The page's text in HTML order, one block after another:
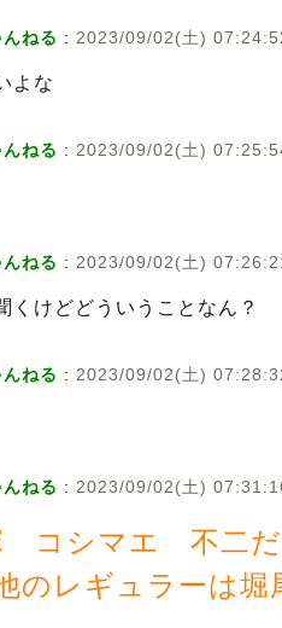
ねる : 2023/09/02(土)
よな
ねる : 2023/09/02(土)
ねる : 2023/09/02(土)
くけどどういうことなん？
ねる : 2023/09/02(土)
ねる : 2023/09/02(土)
コシマエ 不二だ
のレギュラーは